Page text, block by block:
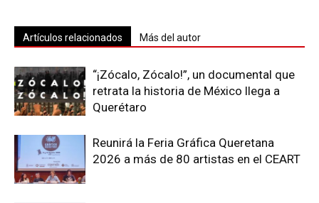
Artículos relacionados Más del autor
“¡Zócalo, Zócalo!”, un documental que
retrata la historia de México llega a
Querétaro
Reunirá la Feria Gráfica Queretana
2026 a más de 80 artistas en el CEART